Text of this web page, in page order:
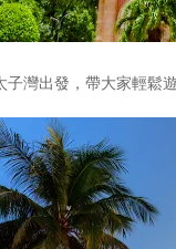
子灣出發，帶大家輕鬆